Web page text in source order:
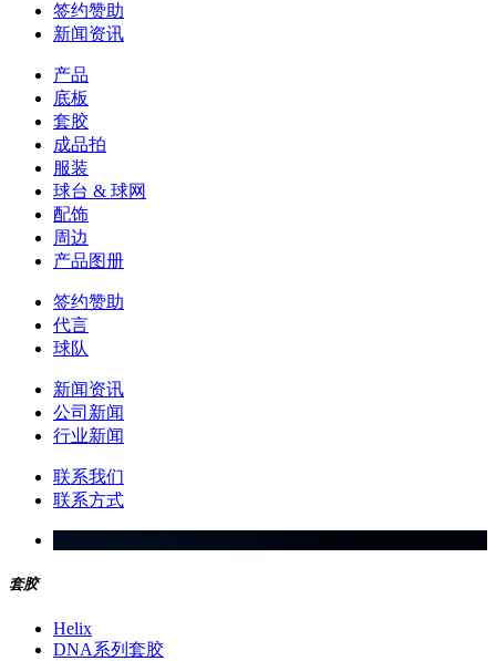
签约赞助
新闻资讯
产品
底板
套胶
成品拍
服装
球台 & 球网
配饰
周边
产品图册
签约赞助
代言
球队
新闻资讯
公司新闻
行业新闻
联系我们
联系方式
套胶
Helix
DNA系列套胶